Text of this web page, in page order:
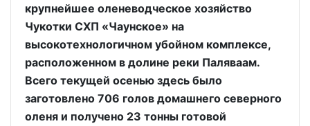
крупнейшее оленеводческое хозяйство
Чукотки СХП «Чаунское» на
высокотехнологичном убойном комплексе,
расположенном в долине реки Паляваам.
Всего текущей осенью здесь было
заготовлено 706 голов домашнего северного
оленя и получено 23 тонны готовой